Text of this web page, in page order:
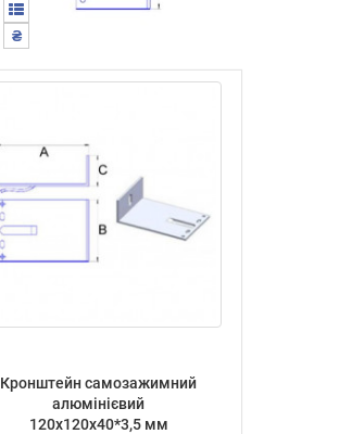
₴
Кронштейн самозажимний
алюмінієвий
120х120х40*3,5 мм